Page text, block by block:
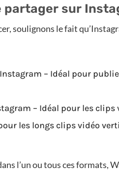
partager sur
soulignons le fait
– Idéal pour
– Idéal pour les
pour les longs clips vidéo
l’un ou tous ces formats,